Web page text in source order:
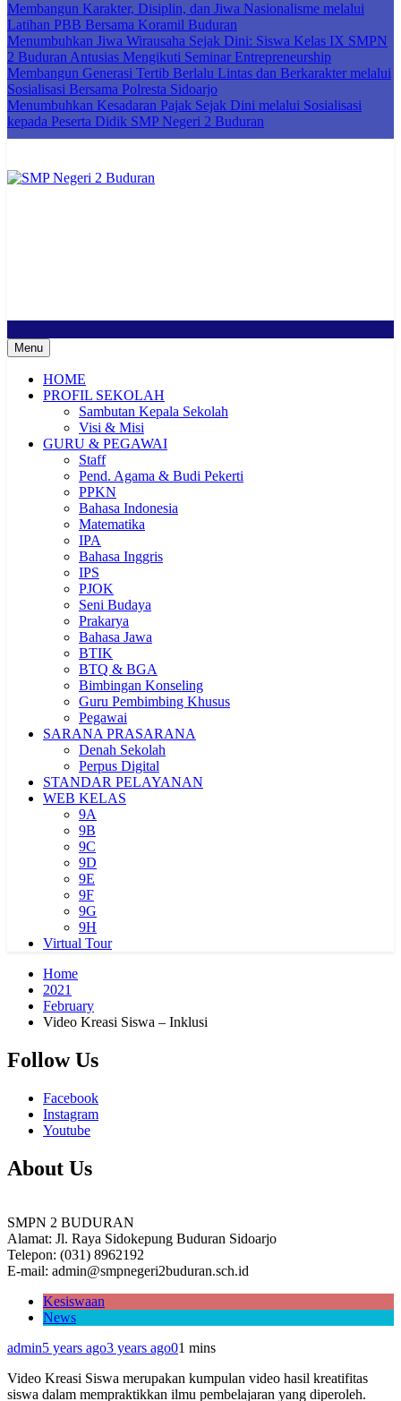
Membangun Karakter, Disiplin, dan Jiwa Nasionalisme melalui
Latihan PBB Bersama Koramil Buduran
Menumbuhkan Jiwa Wirausaha Sejak Dini: Siswa Kelas IX SMPN
2 Buduran Antusias Mengikuti Seminar Entrepreneurship
Membangun Generasi Tertib Berlalu Lintas dan Berkarakter melalui
Sosialisasi Bersama Polresta Sidoarjo
Menumbuhkan Kesadaran Pajak Sejak Dini melalui Sosialisasi
kepada Peserta Didik SMP Negeri 2 Buduran
Menu
HOME
PROFIL SEKOLAH
Sambutan Kepala Sekolah
Visi & Misi
GURU & PEGAWAI
Staff
Pend. Agama & Budi Pekerti
PPKN
Bahasa Indonesia
Matematika
IPA
Bahasa Inggris
IPS
PJOK
Seni Budaya
Prakarya
Bahasa Jawa
BTIK
BTQ & BGA
Bimbingan Konseling
Guru Pembimbing Khusus
Pegawai
SARANA PRASARANA
Denah Sekolah
Perpus Digital
STANDAR PELAYANAN
WEB KELAS
9A
9B
9C
9D
9E
9F
9G
9H
Virtual Tour
Home
2021
February
Video Kreasi Siswa – Inklusi
Follow Us
Facebook
Instagram
Youtube
About Us
SMPN 2 BUDURAN
Alamat: Jl. Raya Sidokepung Buduran Sidoarjo
Telepon: (031) 8962192
E-mail: admin@smpnegeri2buduran.sch.id
Kesiswaan
News
admin5 years ago3 years ago01 mins
Video Kreasi Siswa merupakan kumpulan video hasil kreatifitas
siswa dalam mempraktikkan ilmu pembelajaran yang diperoleh.